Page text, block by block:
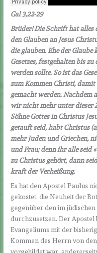
Gal 3,22-29
Brüder! Die Schrift hat
den Glauben an Jesus
die glauben. Ehe der
Gesetzes, festgehalten bis
werden sollte. So ist das
zum Kommen Christi,
gemacht werden. Nachdem
wir nicht mehr unter dieser
Söhne Gottes in Christus
getauft seid, habt Christus
mehr Juden und Griechen,
und Frau; denn ihr alle seid
zu Christus gehört, dann
kraft der Verheißung.
Es hat den Apostel Paulus
gekostet, die Neuheit der
gegenüber den im
durchzusetzen. Der Apostel
Evangeliums mit der
Kommen des Herrn von
vorgebildet war,